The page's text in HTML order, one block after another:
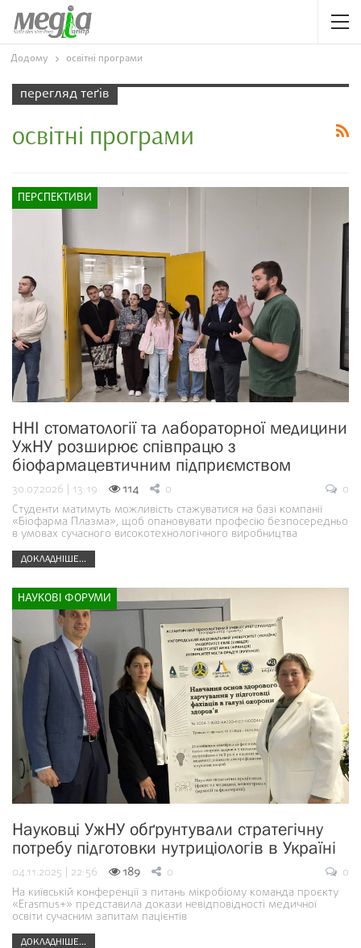
Додому освітні програми
перегляд теґів
освітні програми
ПЕРСПЕКТИВИ
ННІ стоматології та лабораторної медицини
УжНУ розширює співпрацю з
біофармацевтичним підприємством
30.07.2026 | 13:19 114 0
0
Студенти матимуть можливість стажуватися на базі компанії
«Біофарма Плазма», щоб опановувати професію безпосередньо
в умовах сучасного високотехнологічного виробництва
ДОКЛАДНІШЕ...
НАУКОВІ ФОРУМИ
Науковці УжНУ обґрунтували стратегічну
потребу підготовки нутриціологів в Україні
04.11.2025 | 22:56 189 0
0
На київській конференції з питань мікробіому команда проєкту
«Erasmus+» представила докази невідповідності медичної
освіти сучасним запитам пацієнтів
ДОКЛАДНІШЕ...